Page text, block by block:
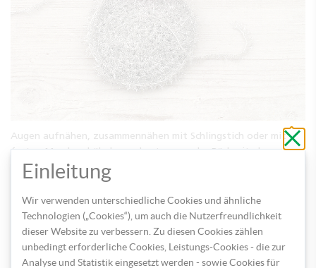
Augen aufnähen, zusammennähen mit Schlingstich oder mit
festen Maschen häkeln, am besten von der Rückseite her
zusammenhäkeln – ein Stück offenlassen und umdrehen.
ohne
zu
Einleitung
Wir verwenden unterschiedliche Cookies und ähnliche
Technologien („Cookies“), um auch die Nutzerfreundlichkeit
dieser Website zu verbessern. Zu diesen Cookies zählen
unbedingt erforderliche Cookies, Leistungs-Cookies - die zur
Analyse und Statistik eingesetzt werden - sowie Cookies für